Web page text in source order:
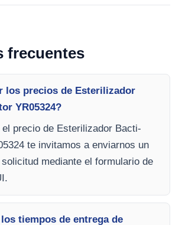
frecuentes
los precios de Esterilizador
YR05324?
precio de Esterilizador Bacti-
te invitamos a enviarnos un
mediante el formulario de
tiempos de entrega de